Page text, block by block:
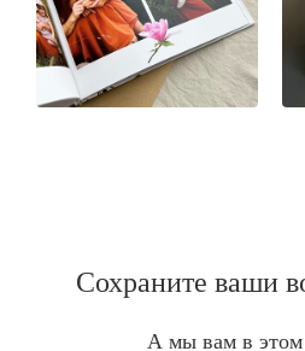
Сохраните ваши
А мы вам в